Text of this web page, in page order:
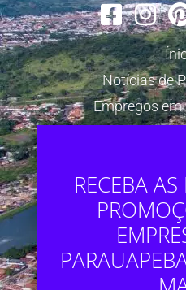
Notícias de
Empregos
RECEBA